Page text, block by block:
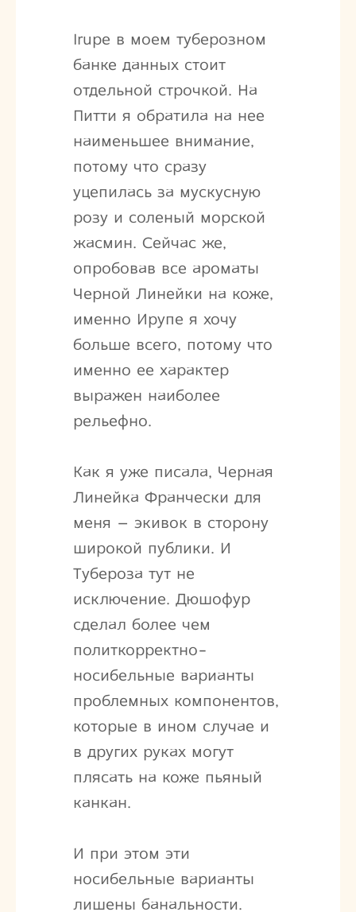
Irupe в моем туберозном
банке данных стоит
отдельной строчкой. На
Питти я обратила на нее
наименьшее внимание,
потому что сразу
уцепилась за мускусную
розу и соленый морской
жасмин. Сейчас же,
опробовав все ароматы
Черной Линейки на коже,
именно Ирупе я хочу
больше всего, потому что
именно ее характер
выражен наиболее
рельефно.
Как я уже писала, Черная
Линейка Франчески для
меня – экивок в сторону
широкой публики. И
Тубероза тут не
исключение. Дюшофур
сделал более чем
политкорректно-
носибельные варианты
проблемных компонентов,
которые в ином случае и
в других руках могут
плясать на коже пьяный
канкан.
И при этом эти
носибельные варианты
лишены банальности.